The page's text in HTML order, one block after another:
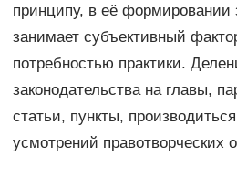
принципу, в её формировании
занимает субъективный
потребностью практики.
законодательства на главы,
статьи, пункты,
усмотрений правотворческих